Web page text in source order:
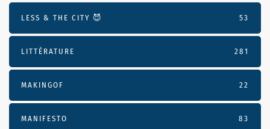
LESS & THE CITY 😈 53
LITTÉRATURE 281
MAKINGOF 22
MANIFESTO 83